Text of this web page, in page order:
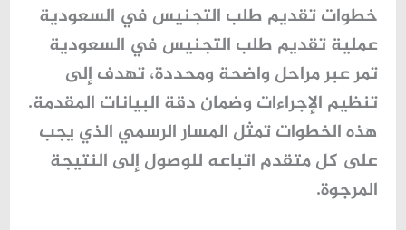
خطوات تقديم طلب التجنيس في السعودية
عملية تقديم طلب التجنيس في السعودية
تمر عبر مراحل واضحة ومحددة، تهدف إلى
تنظيم الإجراءات وضمان دقة البيانات المقدمة.
هذه الخطوات تمثل المسار الرسمي الذي يجب
على كل متقدم اتباعه للوصول إلى النتيجة
المرجوة.